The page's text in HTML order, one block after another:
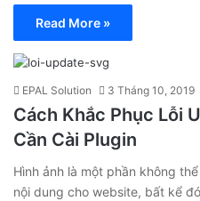
Read More »
EPAL Solution 3 Tháng 10, 2019
Cách Khắc Phục Lỗi
Cần Cài Plugin
Hình ảnh là một phần không
nội dung cho website, bất kể